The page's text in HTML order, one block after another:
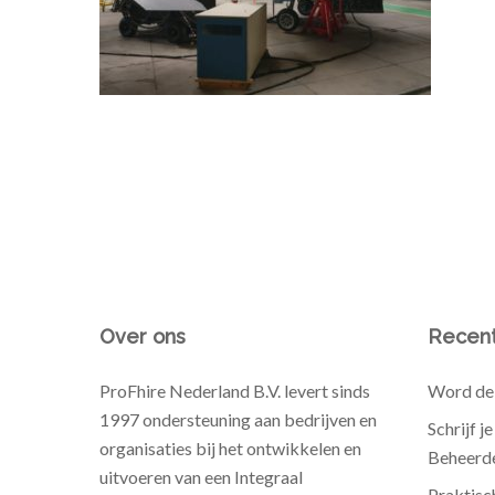
Over ons
ProFhire Nederland B.V. levert sinds
1997 ondersteuning aan bedrijven en
organisaties bij het ontwikkelen en
uitvoeren van een Integraal
Word
Schrijf